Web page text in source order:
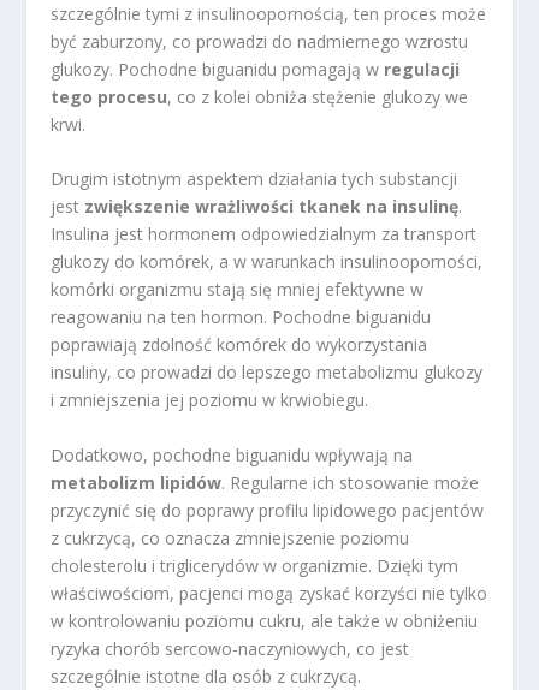
szczególnie tymi z insulinoopornością, ten proces może
być zaburzony, co prowadzi do nadmiernego wzrostu
glukozy. Pochodne biguanidu pomagają w regulacji
tego procesu, co z kolei obniża stężenie glukozy we
krwi.
Drugim istotnym aspektem działania tych substancji
jest zwiększenie wrażliwości tkanek na insulinę.
Insulina jest hormonem odpowiedzialnym za transport
glukozy do komórek, a w warunkach insulinooporności,
komórki organizmu stają się mniej efektywne w
reagowaniu na ten hormon. Pochodne biguanidu
poprawiają zdolność komórek do wykorzystania
insuliny, co prowadzi do lepszego metabolizmu glukozy
i zmniejszenia jej poziomu w krwiobiegu.
Dodatkowo, pochodne biguanidu wpływają na
metabolizm lipidów. Regularne ich stosowanie może
przyczynić się do poprawy profilu lipidowego pacjentów
z cukrzycą, co oznacza zmniejszenie poziomu
cholesterolu i triglicerydów w organizmie. Dzięki tym
właściwościom, pacjenci mogą zyskać korzyści nie tylko
w kontrolowaniu poziomu cukru, ale także w obniżeniu
ryzyka chorób sercowo-naczyniowych, co jest
szczególnie istotne dla osób z cukrzycą.